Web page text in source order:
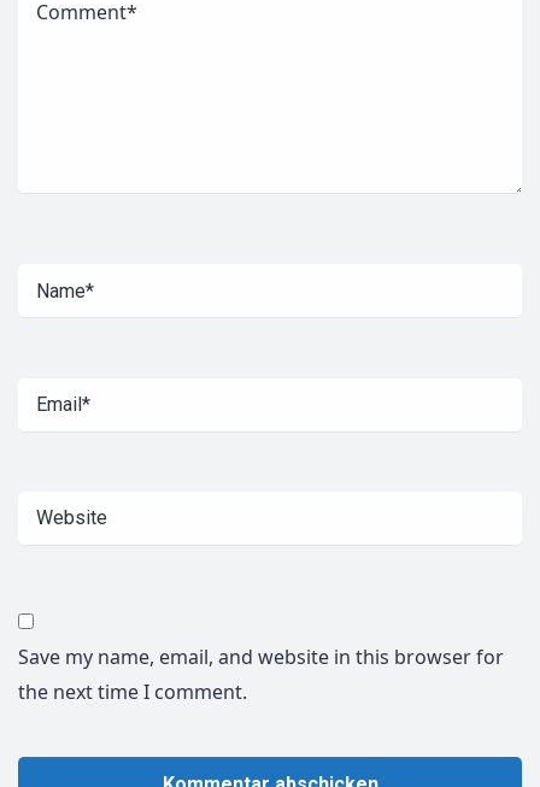
Save my name, email, and website in this browser for
the next time I comment.